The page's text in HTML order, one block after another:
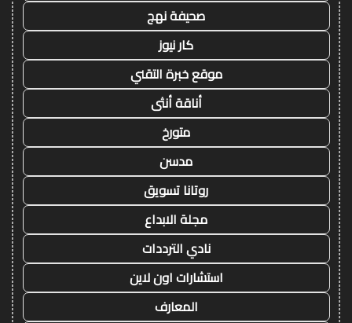
صحيفة نهج
كار نيوز
موقع خبرة التقني
أناقة أنثى
متورخ
مدسن
روتانا تسويق
مجلة الابداع
نادي الترددات
استشارات اون لاين
المعارف